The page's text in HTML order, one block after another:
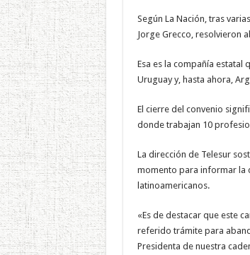
Según La Nación, tras
Jorge Grecco, resolvieron
Esa es la compañía estatal
Uruguay y, hasta ahora,
El cierre del convenio
donde trabajan 10
La dirección de Telesur
momento para informar la
latinoamericanos.
«Es de destacar que este
referido trámite para
Presidenta de nuestra